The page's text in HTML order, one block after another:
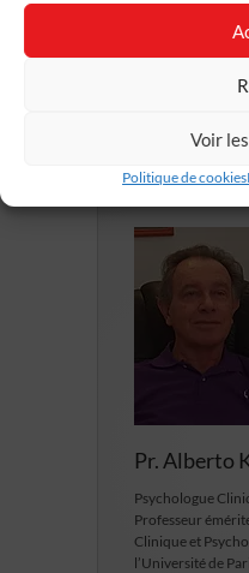
Voir
Politique de cookies
Lire la suite
Pr. Alberto
Psychologue
Professeur
Clinique et
l’Université de